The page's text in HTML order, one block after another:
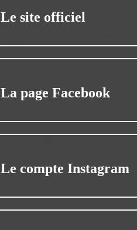
Le site officiel
La page Facebook
Le compte Instagram